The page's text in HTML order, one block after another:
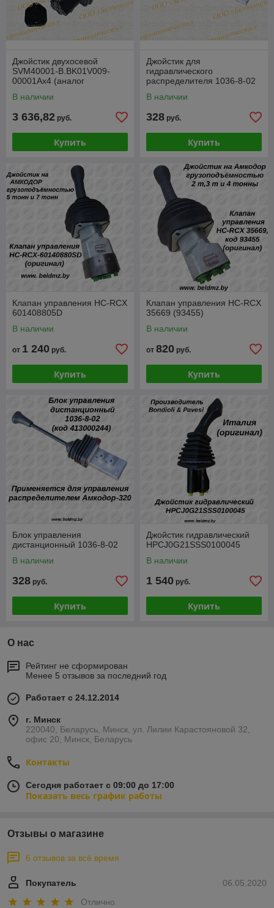
Купить гидравлический джойстик предлагает компания
БЕЛДОРМАШЗАПЧАСТЬ. Среди широкого ассортимента
комплектующих для спецтехники присутствуют лучшие
производители. Наша компания гарантирует высокое
Джойстик двухосевой
SVM40001-B.BK01V009-
00001Ax4 (аналог
В наличии
3 636,82 руб.
Купить
Джойстик для
гидравлического
распределителя 1036-8-02
осевой код 413000244)
В наличии
328 руб.
Купить
Клапан управления HC-RCX
601408805D
В наличии
от 1 240 руб.
Купить
Клапан управления HC-RCX
35669 (93455)
В наличии
от 820 руб.
Купить
Блок управления
дистанционный 1036-8-02
В наличии
328 руб.
Купить
Джойстик гидравлический
HPCJ0G21SSS0100045
В наличии
1 540 руб.
Купить
О нас
Рейтинг не сформирован
Менее 5 отзывов за последний год
Работает с 24.12.2014
г. Минск
220040, Беларусь, Минск, ул. Лилии Карастояновой 32,
офис 20, Минск, Беларусь
Контакты
Сегодня работает с 09:00 до 17:00
Показать весь график работы
Отзывы о магазине
6 отзывов за всё время
06.05.2020
Покупатель
Отлично